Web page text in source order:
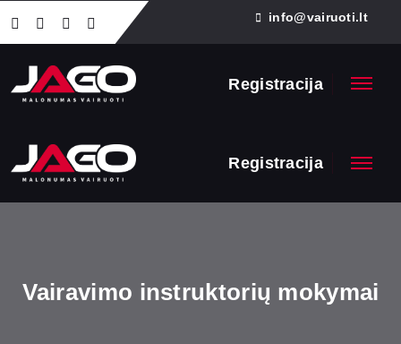
info@vairuoti.lt
Registracija
Registracija
Vairavimo instruktorių mokymai